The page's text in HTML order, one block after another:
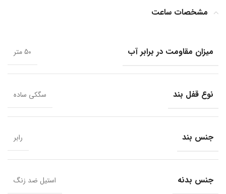
مشخصات ساعت
میزان مقاومت در برابر آب 50 متر
نوع قفل بند سگکی ساده
جنس بند رابر
جنس بدنه استیل ضد زنگ